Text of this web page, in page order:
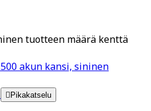
tuotteen määrä kenttä
akun kansi, sininen
 Pikakatselu